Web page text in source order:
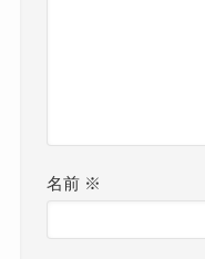
名前 ※